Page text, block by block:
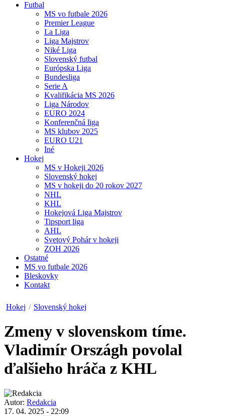
Futbal
MS vo futbale 2026
Premier League
La Liga
Liga Majstrov
Niké Liga
Slovenský futbal
Európska Liga
Bundesliga
Serie A
Kvalifikácia MS 2026
Liga Národov
EURO 2024
Konferenčná liga
MS klubov 2025
EURO U21
Iné
Hokej
MS v Hokeji 2026
Slovenský hokej
MS v hokeji do 20 rokov 2027
NHL
KHL
Hokejová Liga Majstrov
Tipsport liga
AHL
Svetový Pohár v hokeji
ZOH 2026
Ostatné
MS vo futbale 2026
Bleskovky
Kontakt
Hokej / Slovenský hokej
Zmeny v slovenskom tíme.
Vladimír Országh povolal
ďalšieho hráča z KHL
Autor: Redakcia
17. 04. 2025 - 22:09